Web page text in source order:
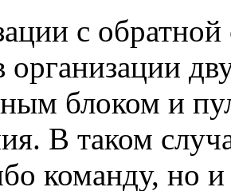
с
организации
блоком и
В таком
команду, но